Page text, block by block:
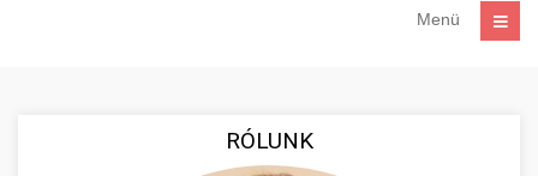
Menü
RÓLUNK